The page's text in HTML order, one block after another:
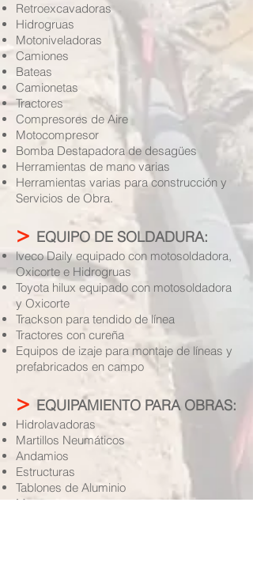
Retroexcavadoras
Hidrogruas
Motoniveladoras
Camiones
Bateas
Camionetas
Tractores
Compresores de Aire
Motocompresor
Bomba Destapadora de desagües
Herramientas de mano varias
Herramientas varias para construcción y
Servicios de Obra.
> EQUIPO DE SOLDADURA:
lveco Daily equipado con motosoldadora,
Oxicorte e Hidrogruas
Toyota hilux equipado con motosoldadora
y Oxicorte
Trackson para tendido de línea
Tractores con cureña
Equipos de izaje para montaje de líneas y
prefabricados en campo
> EQUIPAMIENTO PARA OBRAS:
Hidrolavadoras
Martillos Neumáticos
Andamios
Estructuras
Tablones de Aluminio
Motocompresores